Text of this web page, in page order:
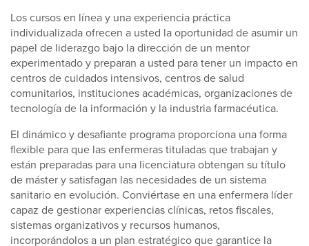
Los cursos en línea y una experiencia práctica
individualizada ofrecen a usted la oportunidad de asumir un
papel de liderazgo bajo la dirección de un mentor
experimentado y preparan a usted para tener un impacto en
centros de cuidados intensivos, centros de salud
comunitarios, instituciones académicas, organizaciones de
tecnología de la información y la industria farmacéutica.
El dinámico y desafiante programa proporciona una forma
flexible para que las enfermeras tituladas que trabajan y
están preparadas para una licenciatura obtengan su título
de máster y satisfagan las necesidades de un sistema
sanitario en evolución. Conviértase en una enfermera líder
capaz de gestionar experiencias clínicas, retos fiscales,
sistemas organizativos y recursos humanos,
incorporándolos a un plan estratégico que garantice la